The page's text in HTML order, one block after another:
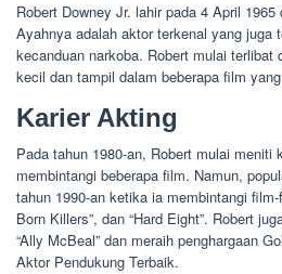
Robert Downey Jr. lahir pada 4 April
Ayahnya adalah aktor terkenal yang juga
kecanduan narkoba. Robert mulai
kecil dan tampil dalam beberapa film
Karier Akting
Pada tahun 1980-an, Robert mulai meniti
membintangi beberapa film. Namun,
tahun 1990-an ketika ia membintangi film-
Born Killers”, dan “Hard Eight”. Robert
“Ally McBeal” dan meraih penghargaan
Aktor Pendukung Terbaik.